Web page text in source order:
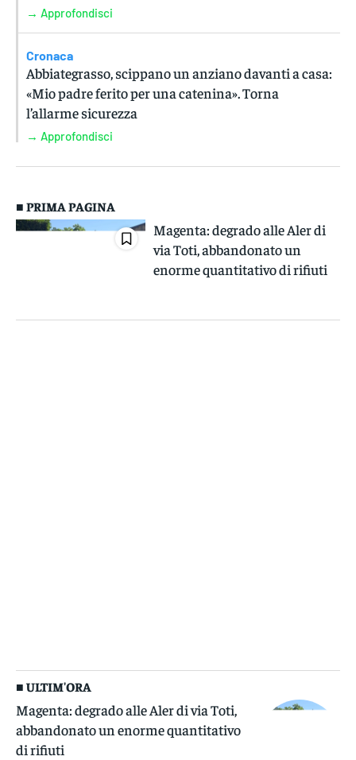
→ Approfondisci
Cronaca
Abbiategrasso, scippano un anziano davanti a casa:
«Mio padre ferito per una catenina». Torna
l’allarme sicurezza
→ Approfondisci
■ PRIMA PAGINA
Magenta: degrado alle Aler di
via Toti, abbandonato un
enorme quantitativo di rifiuti
■ ULTIM'ORA
Magenta: degrado alle Aler di via Toti,
abbandonato un enorme quantitativo
di rifiuti